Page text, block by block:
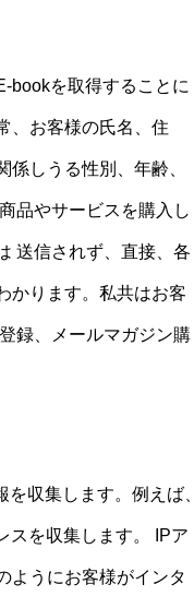
bookを取得することに
、お客様の氏名、住
しうる性別、年齢、
品やサービスを購入し
送信されず、直接、各
かります。私共はお客
録、メールマガジン購
収集します。例えば、
スを収集します。 IPア
ようにお客様がインタ